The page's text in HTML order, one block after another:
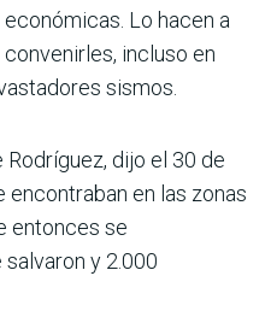
Lo hacen a
incluso en
sismos.
dijo el 30 de
encontraban en las zonas
entonces se
y 2.000